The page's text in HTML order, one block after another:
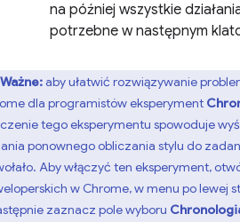
na później wszystkie
potrzebne w następnym
Ważne:aby ułatwić rozwiązywanie
dla programistów eksperyment
tego eksperymentu spowoduje
ponownego obliczania stylu do
Aby włączyć ten eksperyment,
w Chrome, w menu po lewej
zaznacz pole wyboru